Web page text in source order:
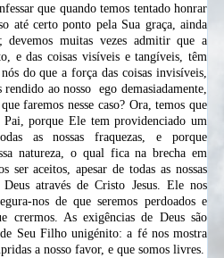
que quando temos tentado honrar
até certo ponto pela Sua graça, ainda
devemos muitas vezes admitir que a
e das coisas visíveis e tangíveis, têm
do que a força das coisas invisíveis,
rendido ao nosso ego demasiadamente,
faremos nesse caso? Ora, temos que
porque Ele tem providenciado um
as nossas fraquezas, e porque
natureza, o qual fica na brecha em
ser aceitos, apesar de todas as nossas
através de Cristo Jesus. Ele nos
nos de que seremos perdoados e
crermos. As exigências de Deus são
Seu Filho unigénito: a fé nos mostra
a nosso favor, e que somos livres.